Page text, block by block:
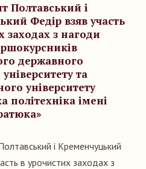
Полтавський і
Федір взяв участь
заходах з нагоди
державного
та
університету
політехніка імені
і Кременчуцький
в урочистих заходах з